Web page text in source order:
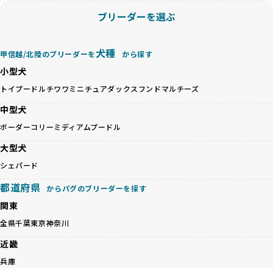
徹底した透明性こそが、BreederFamiliesの大きな特徴で
BreederFamiliesは、ペット業界が抱える命の大量生産・大
量販売、負担の大きい流通構造、劣悪な飼育環境といった課
題に真摯に向き合っています。優良ブリーダーとの直接取引
る社会の実現を目指しています。
さらに、売上の一部を保護団体や保護団体を支援する公益法
の取り組みが不十分であることを理由に寄付を断られる中、
BreederFamiliesはその姿勢が評価され、寄付が実現してい
護活動の支援にも貢献しています。
BreederFamiliesのこうした取り組みは、目の前の子犬だけ
でなく、すべてのワンちゃんに優しい未来を創るための大き
な一歩です。ユーザーの皆さんがBreederFamiliesを通じて
子犬をお迎えすることで、こうした社会貢献活動を間接的に
支えることができます。
接の引き渡しを基本とします。
を軽視しがちです。
「ペットショップ等を使わない」の詳細はこちら
近年、「小さくて可愛い」「珍しい毛色」という見た目の特
徴が人気を集め、高値で取引されることが多くなっていま
す。しかし、こうした特徴には健康リスクが伴う場合が少な
くありません。極小サイズは骨や心臓に負担がかかりやす
く、レアカラーには遺伝疾患のリスクが高まることがありま
営利優先ブリーダーは、このような流行や需要に応じて無理
な繁殖を行いがちです。小柄な母犬を繁殖に多用して体に負
ど、健康を犠牲にした管理がされることもあります。このよ
うな方法では、ワンちゃんの免疫力や体力が低下し、飼い主
ます。
優良ブリーダーは、こうした流行に流されず、ワンちゃんの
ブリーダーを選ぶ
甲信越/北陸のブリーダーを犬種 から探す
小型犬
トイプードルチワワミニチュアダックスフンドマルチーズ
中型犬
ボーダーコリーミディアムプードル
大型犬
シェパード
都道府県 からパグのブリーダーを探す
関東
全県千葉東京神奈川
近畿
兵庫